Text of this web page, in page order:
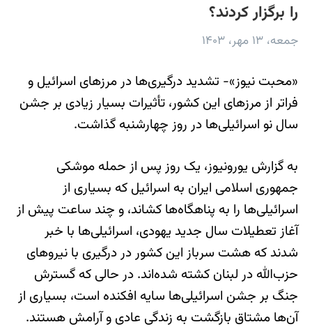
را برگزار کردند؟
جمعه، ۱۳ مهر، ۱۴۰۳
«محبت نیوز»- تشدید درگیری‌ها در مرزهای اسرائیل و
فراتر از مرزهای این کشور، تأثیرات بسیار زیادی بر جشن
سال نو اسرائیلی‌ها در روز چهارشنبه گذاشت.
به گزارش یورونیوز، یک روز پس از حمله موشکی
جمهوری اسلامی ایران به اسرائیل که بسیاری از
اسرائیلی‌ها را به پناهگاه‌ها کشاند، و چند ساعت پیش از
آغاز تعطیلات سال جدید یهودی، اسرائیلی‌ها با خبر
شدند که هشت سرباز این کشور در درگیری با نیروهای
حزب‌الله در لبنان کشته شده‌اند. در حالی که گسترش
جنگ بر جشن اسرائیلی‌ها سایه افکنده است، بسیاری از
آن‌ها مشتاق بازگشت به زندگی عادی و آرامش هستند.